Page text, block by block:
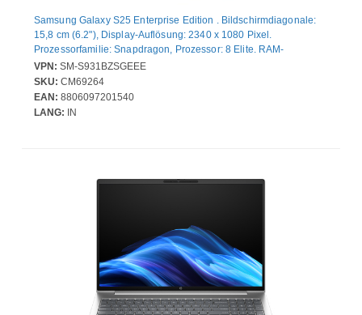
Samsung Galaxy S25 Enterprise Edition . Bildschirmdiagonale:
15,8 cm (6.2"), Display-Auflösung: 2340 x 1080 Pixel.
Prozessorfamilie: Snapdragon, Prozessor: 8 Elite. RAM-
Kapazität: 12 GB, Interne Speicherkapazität: 256 GB. Auflösung
Rückkamera (numerisch): 50 MP, Rückkamera-Typ: Dreifach-
Kamera. SIM-Kartensteckplätze: Dual-SIM. Installiertes
Betriebssystem: Android 15. Akku-/Batteriekapazität: 4000 mAh.
VPN: SM-S931BZSGEEE
SKU: CM69264
EAN: 8806097201540
LANG: IN